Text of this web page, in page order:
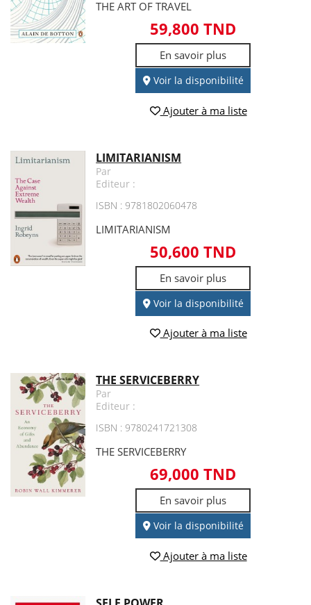
THE ART OF TRAVEL
59,800 TND
En savoir plus
Voir la disponibilité
Ajouter à ma liste
LIMITARIANISM
Par
Editeur :
ISBN : 9781802060478
LIMITARIANISM
50,600 TND
En savoir plus
Voir la disponibilité
Ajouter à ma liste
THE SERVICEBERRY
Par
Editeur :
ISBN : 9780241721308
THE SERVICEBERRY
69,000 TND
En savoir plus
Voir la disponibilité
Ajouter à ma liste